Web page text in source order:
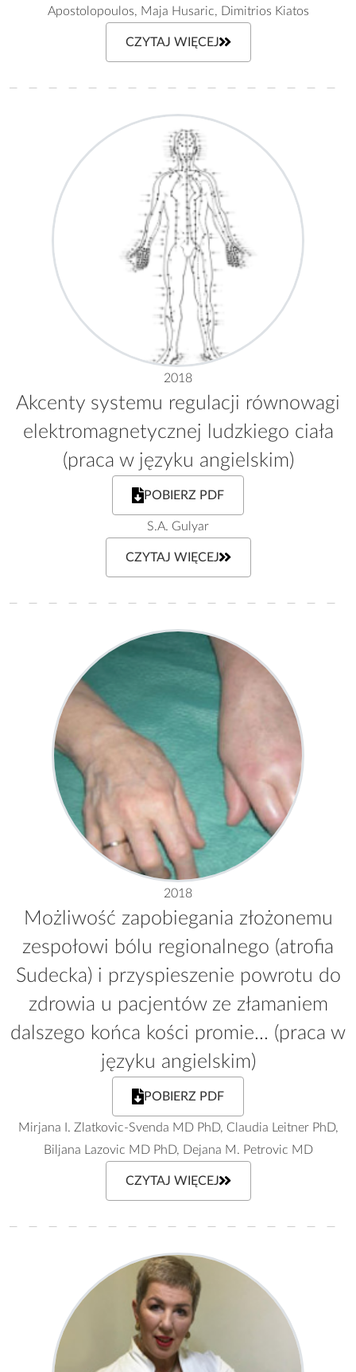
Apostolopoulos, Maja Husaric, Dimitrios Kiatos
CZYTAJ WIĘCEJ
2018
Akcenty systemu regulacji równowagi
elektromagnetycznej ludzkiego ciała
(praca w języku angielskim)
POBIERZ PDF
S.A. Gulyar
CZYTAJ WIĘCEJ
2018
Możliwość zapobiegania złożonemu
zespołowi bólu regionalnego (atrofia
Sudecka) i przyspieszenie powrotu do
zdrowia u pacjentów ze złamaniem
dalszego końca kości promie... (praca w
języku angielskim)
POBIERZ PDF
Mirjana I. Zlatkovic-Svenda MD PhD, Claudia Leitner PhD,
Biljana Lazovic MD PhD, Dejana M. Petrovic MD
CZYTAJ WIĘCEJ